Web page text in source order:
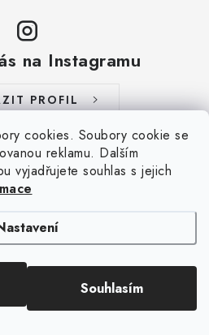
cookies. Soubory cookie se
reklamu. Dalším
vyjadřujete souhlas s jejich
Souhlasím
na Instagramu
PROFIL
a akce na váš e-mail